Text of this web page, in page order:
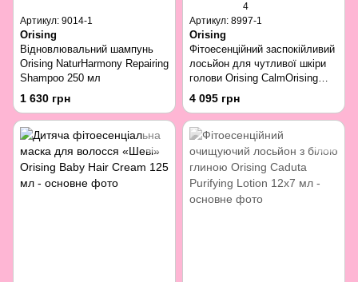
Артикул: 9014-1
Orising
Відновлювальний шампунь
Orising NaturHarmony Repairing
Shampoo 250 мл
1 630 грн
4
Артикул: 8997-1
Orising
Фітоесенційний заспокійливий
лосьйон для чутливої шкіри
голови Orising CalmOrising
Lotion 95 мл
4 095 грн